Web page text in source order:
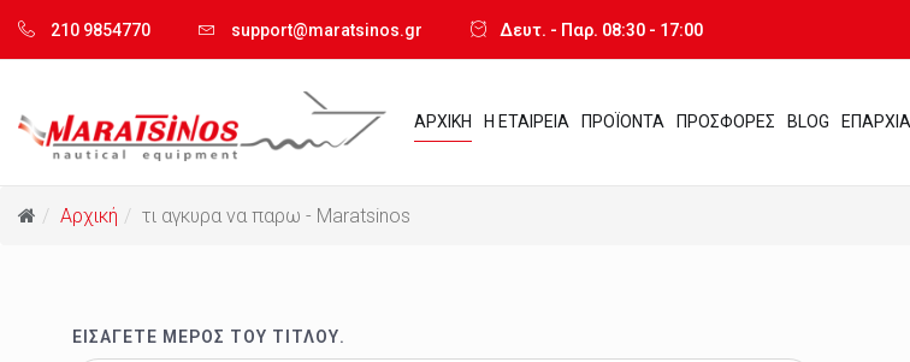
210 9854770 support@maratsinos.gr Δευτ. - Παρ. 08:30 - 17:00
ΑΡΧΙΚΗ Η ΕΤΑΙΡΕΙΑ ΠΡΟΪΟΝΤΑ ΠΡΟΣΦΟΡΕΣ BLOG ΕΠΑΡΧΙΑ
Αρχική τι αγκυρα να παρω - Maratsinos
ΕΙΣΆΓΕΤΕ ΜΈΡΟΣ ΤΟΥ ΤΊΤΛΟΥ.